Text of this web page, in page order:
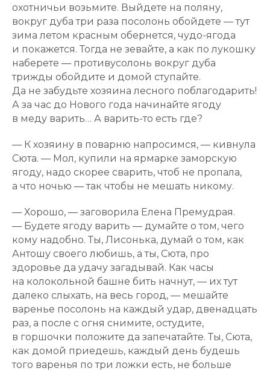
охотничьи возьмите. Выйдете на поляну,
вокруг дуба три раза посолонь обойдете — тут
зима летом красным обернется, чудо-ягода
и покажется. Тогда не зевайте, а как по лукошку
наберете — противусолонь вокруг дуба
трижды обойдите и домой ступайте.
Да не забудьте хозяина лесного поблагодарить!
А за час до Нового года начинайте ягоду
в меду варить… А варить-то есть где?
— К хозяину в поварню напросимся, — кивнула
Сюта. — Мол, купили на ярмарке заморскую
ягоду, надо скорее сварить, чтоб не пропала,
а что ночью — так чтобы не мешать никому.
— Хорошо, — заговорила Елена Премудрая.
— Будете ягоду варить — думайте о том, чего
кому надобно. Ты, Лисонька, думай о том, как
Антошу своего любишь, а ты, Сюта, про
здоровье да удачу загадывай. Как часы
на колокольной башне бить начнут, — их тут
далеко слыхать, на весь город, — мешайте
варенье посолонь на каждый удар, двенадцать
раз, а после с огня снимите, остудите,
в горшочки положите да запечатайте. Ты, Сюта,
как домой приедешь, каждый день будешь
того варенья по три ложки есть, не больше